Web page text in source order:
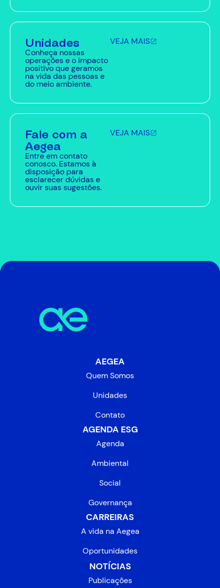
Unidades
Conheça nossas
operações e o impacto
positivo que geramos
na vida das pessoas e
do meio ambiente.
VEJA MAIS
Fale com a
Aegea
Entre em contato
conosco. Estamos à
disposição para
esclarecer dúvidas e
ouvir suas sugestões.
VEJA MAIS
AEGEA
Quem Somos
Unidades
Contato
AGENDA ESG
Agenda
Ambiental
Social
Governança
CARREIRAS
A vida na Aegea
Oportunidades
NOTÍCIAS
Publicações